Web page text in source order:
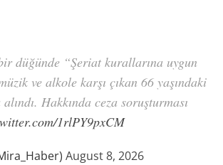
düğünde “Şeriat kurallarına uygun
ve alkole karşı çıkan 66 yaşındaki
Hakkında ceza soruşturması
1rlPY9pxCM
August 8, 2026